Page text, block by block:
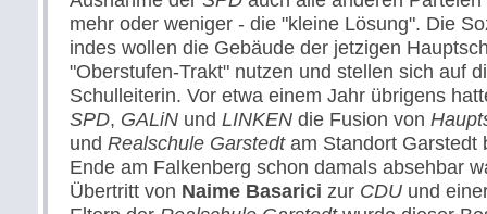
mehr oder weniger - die "kleine Lösung". Die
indes wollen die Gebäude der jetzigen
"Oberstufen-Trakt" nutzen und stellen sich auf
Schulleiterin. Vor etwa einem Jahr übrigens
SPD, GALiN und LINKEN die Fusion von
und Realschule Garstedtam Standort Garstedt
Ende am Falkenberg schon damals absehbar
Übertritt von Naime Basarici zur CDU und